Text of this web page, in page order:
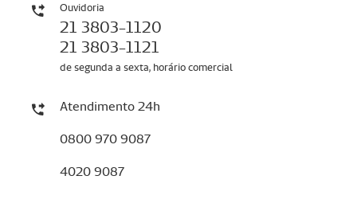
Ouvidoria
21 3803-1120
21 3803-1121
de segunda a sexta, horário comercial
Atendimento 24h
0800 970 9087
4020 9087